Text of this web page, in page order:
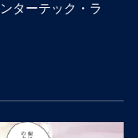
ターテック・ラ